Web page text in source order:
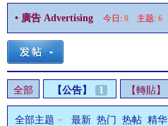
» ›
• 廣告 Advertising 今日: 0 主题: 6
全部 【公告】 1 【轉貼】
全部主题 最新 热门 热帖 精华